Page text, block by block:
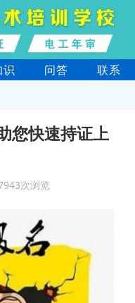
识 问答 联系
您快速持证上
次浏览